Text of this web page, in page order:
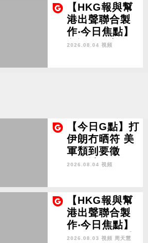
輪迴
【HKG報與幫
港出聲聯合製
作‧今日焦點】
貿談及傳美擬
2026.08.04 視頻
【今日G點】打
伊朗冇晒符 美
軍頹到要徵
「妙計」 TAC
2026.08.04 視頻
【HKG報與幫
港出聲聯合製
作‧今日焦點】
剿「奴」 足球
2026.08.03 視頻 周天慧